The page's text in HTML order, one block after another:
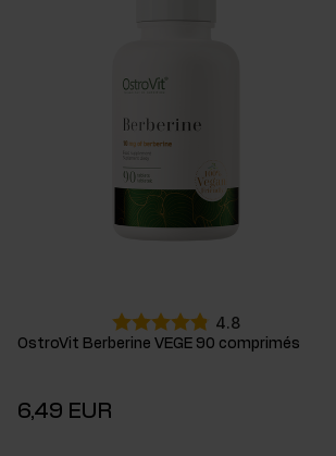
4.8
OstroVit Berberine VEGE 90 comprimés
6,49 EUR